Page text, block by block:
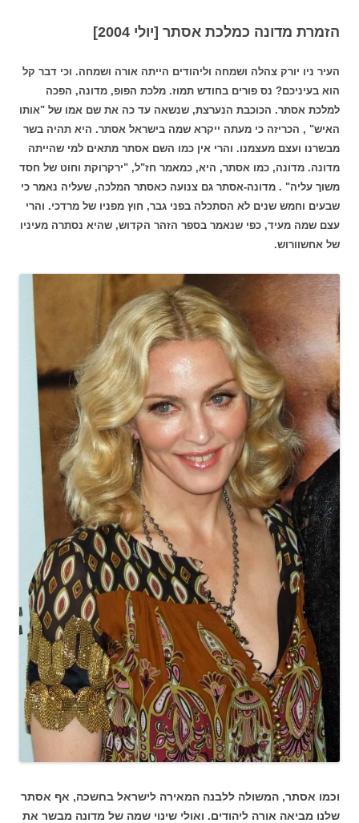
הזמרת מדונה כמלכת אסתר [יולי 2004]
העיר ניו יורק צהלה ושמחה וליהודים הייתה אורה ושמחה. וכי דבר קל
הוא בעיניכם? נס פורים בחודש תמוז. מלכת הפופ, מדונה, הפכה
למלכת אסתר. הכוכבת הנערצת, שנשאה עד כה את שם אמו של "אותו
האיש" , הכריזה כי מעתה ייקרא שמה בישראל אסתר. היא תהיה בשר
מבשרנו ועצם מעצמנו. והרי אין כמו השם אסתר מתאים למי שהייתה
מדונה. מדונה, כמו אסתר, היא, כמאמר חז"ל, "ירקרוקת וחוט של חסד
משוך עליה" . מדונה-אסתר גם צנועה כאסתר המלכה, שעליה נאמר כי
שבעים וחמש שנים לא הסתכלה בפני גבר, חוץ מפניו של מרדכי. והרי
עצם שמה מעיד, כפי שנאמר בספר הזהר הקדוש, שהיא נסתרה מעיניו
של אחשוורוש.
וכמו אסתר, המשולה ללבנה המאירה לישראל בחשכה, אף אסתר
שלנו מביאה אורה ליהודים. ואולי שינוי שמה של מדונה מבשר את